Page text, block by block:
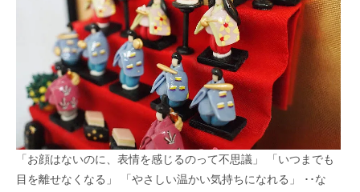
「お顔はないのに、表情を感じるのって不思議」 「いつまでも
目を離せなくなる」 「やさしい温かい気持ちになれる」 ･･な